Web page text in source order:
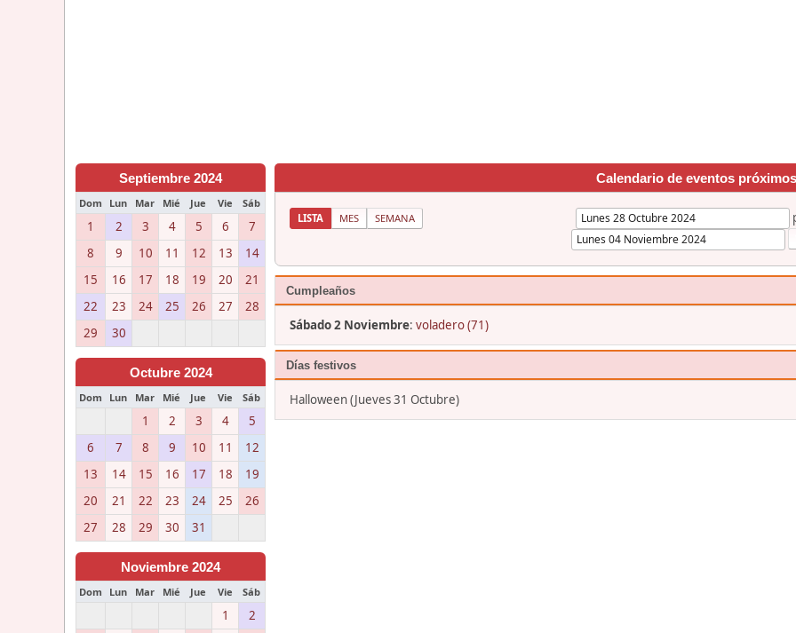
Septiembre 2024
Dom Lun Mar Mié Jue Vie Sáb
1 2 3 4 5 6
7
8
9 10 11 12 13
14
15
16 17 18 19 20
21
22
23 24 25 26 27
28
29
30
Octubre 2024
Dom Lun Mar Mié Jue Vie Sáb
1 2 3 4
5
6
7 8 9 10 11
12
13
14 15 16 17 18
19
20
21 22 23 24 25
26
27
28 29 30 31
Noviembre 2024
Dom Lun Mar Mié Jue Vie Sáb
1 2
Calendario de eventos próximos
LISTA MES SEMANA
Cumpleaños
Sábado 2 Noviembre: voladero (71)
Días festivos
Halloween (Jueves 31 Octubre)